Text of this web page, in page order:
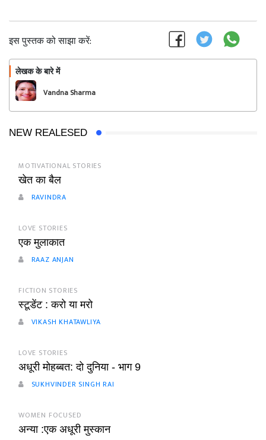
इस पुस्तक को साझा करें:
लेखक के बारे में
Vandna Sharma
NEW REALESED
MOTIVATIONAL STORIES
खेत का बैल
RAVINDRA
LOVE STORIES
एक मुलाकात
RAAZ ANJAN
FICTION STORIES
स्टूडेंट : करो या मरो
VIKASH KHATAWLIYA
LOVE STORIES
अधूरी मोहब्बत: दो दुनिया - भाग 9
SUKHVINDER SINGH RAI
WOMEN FOCUSED
अन्या :एक अधूरी मुस्कान